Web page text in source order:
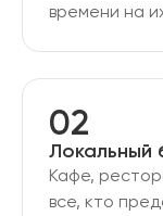
времени на
02
Локальный
Кафе,
все, кто